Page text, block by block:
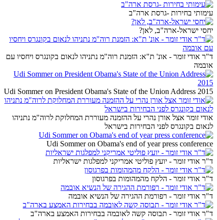
עימותי בחירות -גרסת ארה"ב
יחסי ישראל-ארה"ב, לאן?
ד"ר אודי זומר - אונ' ת"א: הזמנת רוה"מ נתניהו לנאום בקונגרס ויחסיו עם
אובמה
Udi Sommer on President Obama's State of the Union Address 2015
אודי זומר אצל אורן נהרי על ההזמנה מעוררת המחלוקת לרוה"מ נתניהו
לנאום בקונגרס לפני הבחירות בישראל
Udi Sommer on Obama's end of year press conference
ד"ר אודי זומר - יועץ פוליטי אמריקני למפלגות ישראליות
ד"ר אודי זומר - הלקח מהמהומות בפרגוסון
ד"ר אודי זומר - רפורמת ההגירה של הנשיא אובמה
ד"ר אודי זומר - תבוסה קשה לאובמה בבחירות האמצע בארה"ב